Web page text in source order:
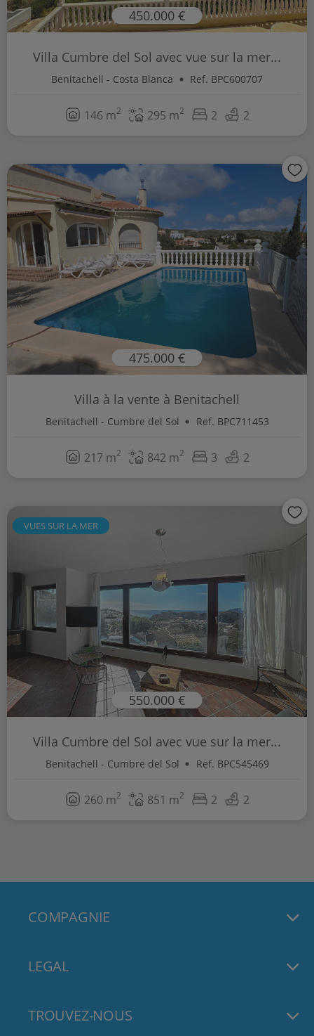
450.000 €
Villa Cumbre del Sol avec vue sur la mer...
Benitachell - Costa Blanca Ref. BPC600707
146 m2 295 m2 2 2
475.000 €
Villa à la vente à Benitachell
Benitachell - Cumbre del Sol Ref. BPC711453
217 m2 842 m2 3 2
VUES SUR LA MER
550.000 €
Villa Cumbre del Sol avec vue sur la mer...
Benitachell - Cumbre del Sol Ref. BPC545469
260 m2 851 m2 2 2
COMPAGNIE
LEGAL
TROUVEZ-NOUS